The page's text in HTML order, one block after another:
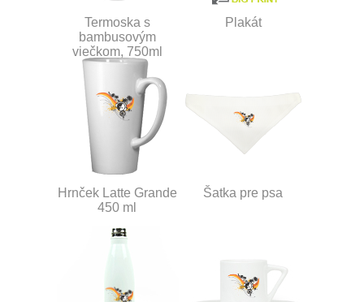
Termoska s
bambusovým
viečkom, 750ml
Plakát
Hrnček Latte Grande
450 ml
Šatka pre psa